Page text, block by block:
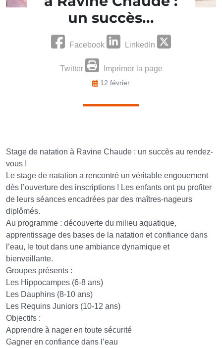
un succès...
Facebook LinkedIn
Twitter Imprimer la page
12 février
Stage de natation à Ravine Chaude : un succès au rendez-
vous !
Le stage de natation a rencontré un véritable engouement
dès l’ouverture des inscriptions ! Les enfants ont pu profiter
de leurs séances encadrées par des maîtres-nageurs
diplômés.
Au programme : découverte du milieu aquatique,
apprentissage des bases de la natation et confiance dans
l’eau, le tout dans une ambiance dynamique et
bienveillante.
Groupes présents :
Les Hippocampes (6-8 ans)
Les Dauphins (8-10 ans)
Les Requins Juniors (10-12 ans)
Objectifs :
Apprendre à nager en toute sécurité
Gagner en confiance dans l’eau